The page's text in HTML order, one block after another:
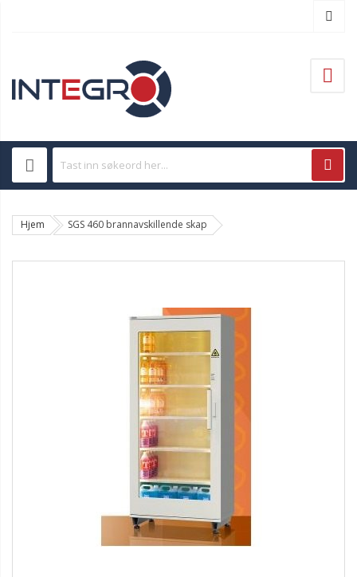
Hjem SGS 460 brannavskillende skap